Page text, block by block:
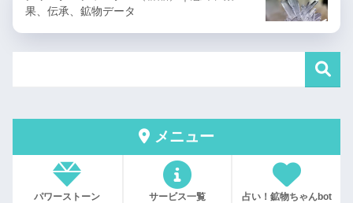
果、伝承、鉱物データ
メニュー
パワーストーン
サービス一覧 占い！鉱物ちゃんbot